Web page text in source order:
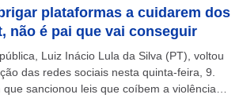
plataformas a cuidarem dos
não é pai que vai conseguir
Luiz Inácio Lula da Silva (PT), voltou
das redes sociais nesta quinta-feira, 9.
que sancionou leis que coíbem a violência